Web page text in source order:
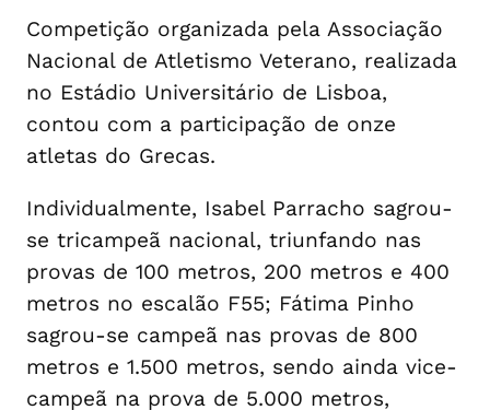
Competição organizada pela Associação
Nacional de Atletismo Veterano, realizada
no Estádio Universitário de Lisboa,
contou com a participação de onze
atletas do Grecas.
Individualmente, Isabel Parracho sagrou-
se tricampeã nacional, triunfando nas
provas de 100 metros, 200 metros e 400
metros no escalão F55; Fátima Pinho
sagrou-se campeã nas provas de 800
metros e 1.500 metros, sendo ainda vice-
campeã na prova de 5.000 metros,